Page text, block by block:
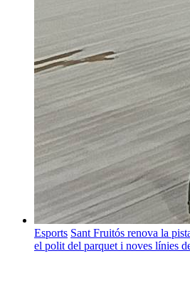
Esports Sant Fruitós renova la
el polit del parquet i noves línies